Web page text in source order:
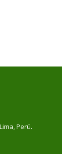
Perú.